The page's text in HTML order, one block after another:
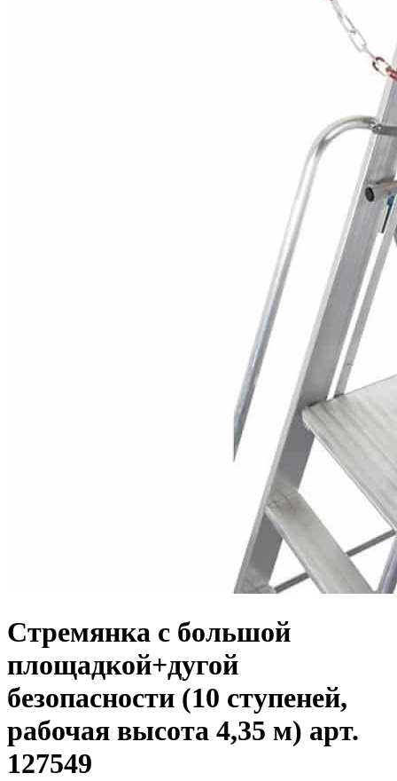
Стремянка с большой
площадкой+дугой
безопасности (10 ступеней,
рабочая высота 4,35 м) арт.
127549